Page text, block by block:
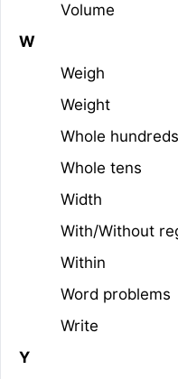
Volume
W
Weigh
Weight
Whole hundreds
Whole tens
Width
With/Without
Within
Word problems
Write
Y